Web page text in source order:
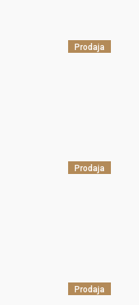
Prodaja
Prodaja
Prodaja